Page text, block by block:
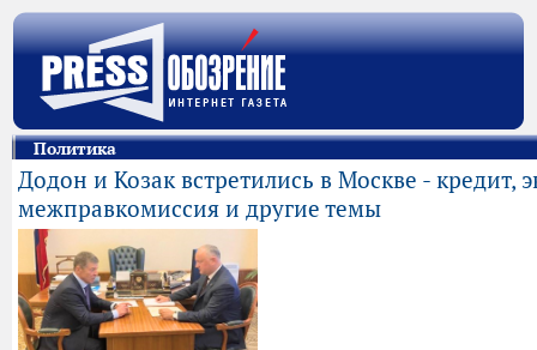
Политика
Додон и Козак встретились в Москве - кредит,
межправкомиссия и другие темы